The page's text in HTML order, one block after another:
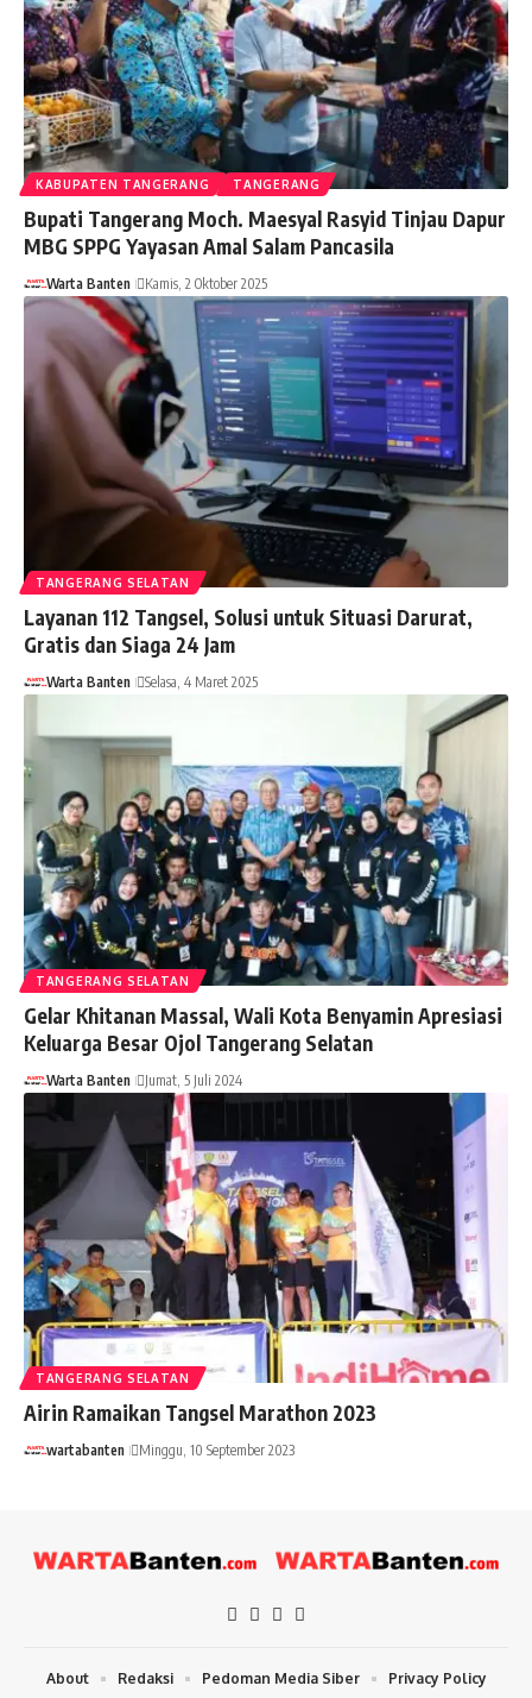
KABUPATEN TANGERANG TANGERANG
Bupati Tangerang Moch. Maesyal Rasyid Tinjau Dapur
MBG SPPG Yayasan Amal Salam Pancasila
Warta Banten Kamis, 2 Oktober 2025
TANGERANG SELATAN
Layanan 112 Tangsel, Solusi untuk Situasi Darurat,
Gratis dan Siaga 24 Jam
Warta Banten Selasa, 4 Maret 2025
TANGERANG SELATAN
Gelar Khitanan Massal, Wali Kota Benyamin Apresiasi
Keluarga Besar Ojol Tangerang Selatan
Warta Banten Jumat, 5 Juli 2024
TANGERANG SELATAN
Airin Ramaikan Tangsel Marathon 2023
wartabanten Minggu, 10 September 2023
About Redaksi Pedoman Media Siber
Privacy Policy